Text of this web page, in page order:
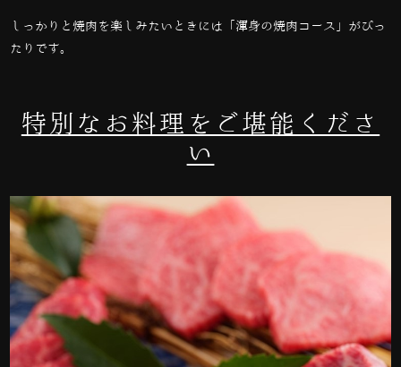
しっかりと焼肉を楽しみたいときには「渾身の焼肉コース」がぴっ
たりです。
特別なお料理をご堪能くださ
い